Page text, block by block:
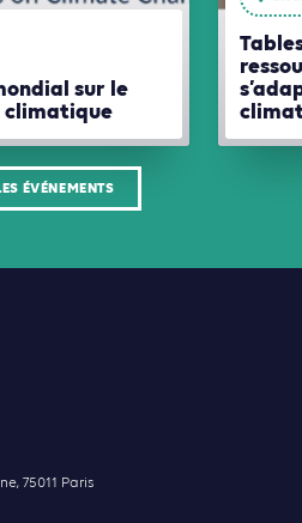
sur le
climatique
ÉVÉNEMENTS
75011 Paris